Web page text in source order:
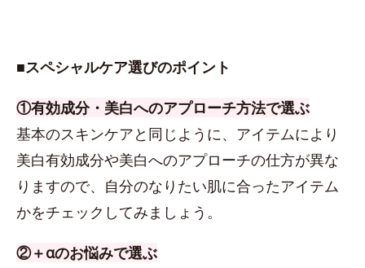
■スペシャルケア選びのポイント
①有効成分・美白へのアプローチ方法で選ぶ
基本のスキンケアと同じように、アイテムにより
美白有効成分や美白へのアプローチの仕方が異な
りますので、自分のなりたい肌に合ったアイテム
かをチェックしてみましょう。
②＋αのお悩みで選ぶ